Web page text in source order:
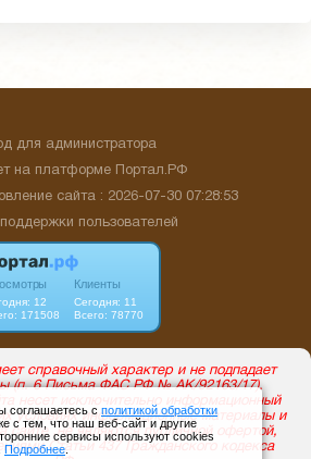
соглашаетесь с политикой обработки
с тем, что наш веб-сайт и другие
сервисы используют cookies
Подробнее.
для администратора
на платформе
Портал.РФ
сайта : 2026-07-30 07:28:53
пользователей